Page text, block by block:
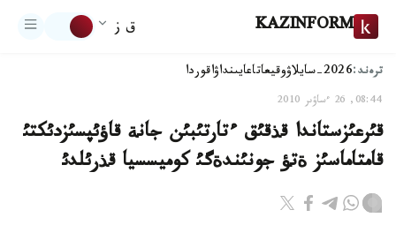
KAZINFORM ق ز
ترەند:2026-سايلاۋ وقيعاتاعايىنداۋاقوردا
08:44, 26 ءساۋىر 2010
قئرعئزستاندا قذقئق ءتارتئبئن جانة قاؤئپسئزدئكتئ
قامتاماسئز ةتؤ جونئندةگئ كوميسسيا قذرئلدئ